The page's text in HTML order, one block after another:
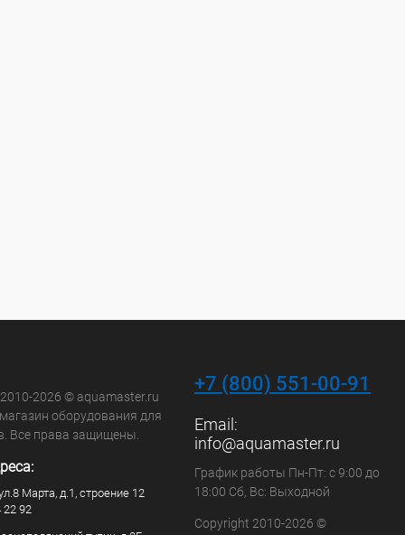
2026 © aquamaster.ru
оборудования для
Все права защищены.
Марта, д.1, строение 12
22 92
+7 (800) 551-00-91
Email:
info@aquamaster.ru
График работы Пн-Пт: с 9:00 до
18:00 Сб, Вс: Выходной
Copyright 2010-2026 ©